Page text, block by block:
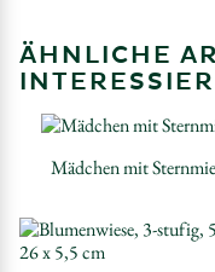
ÄHNLICHE
Mädchen mit